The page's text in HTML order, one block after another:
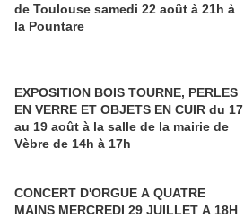
de Toulouse samedi 22 août à 21h à
la Pountare
EXPOSITION BOIS TOURNE, PERLES
EN VERRE ET OBJETS EN CUIR du 17
au 19 août à la salle de la mairie de
Vèbre de 14h à 17h
CONCERT D'ORGUE A QUATRE
MAINS MERCREDI 29 JUILLET A 18H